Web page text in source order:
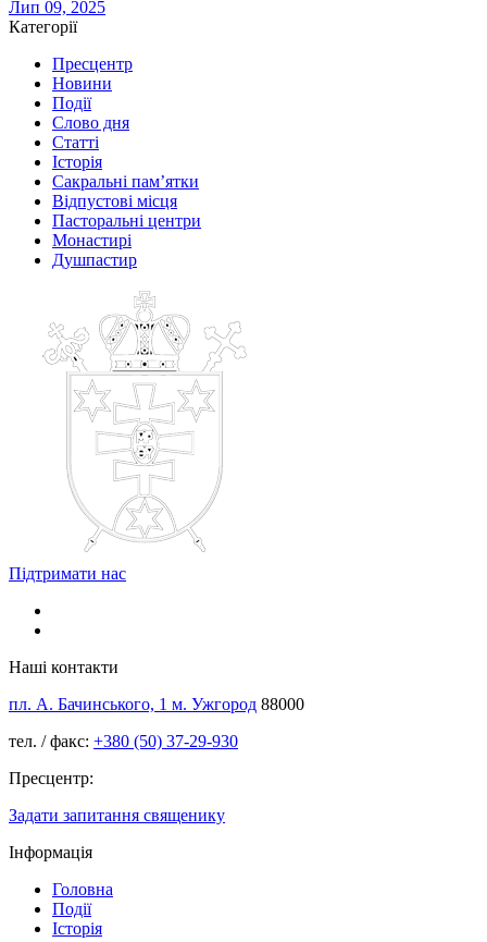
Лип 09, 2025
Категорії
Пресцентр
Новини
Події
Слово дня
Статті
Історія
Сакральні пам’ятки
Відпустові місця
Пасторальні центри
Монастирі
Душпастир
Підтримати нас
Наші контакти
пл. А. Бачинського, 1 м. Ужгород 88000
тел. / факс: +380 (50) 37-29-930
Пресцентр:
Задати запитання священику
Інформація
Головна
Події
Історія